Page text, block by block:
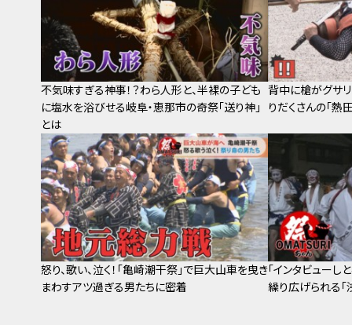
不気味すぎる神事！？わら人形と、半裸の子ども
に塩水を浴びせる岐阜・恵那市の奇祭「送り神」
とは
背中に槍がグサ
りだくさんの「熱
怒り、歌い、泣く！「亀崎潮干祭」で巨大山車を曳き
まわすアツ過ぎる男たちに密着
「インタビューし
繰り広げられる「浅